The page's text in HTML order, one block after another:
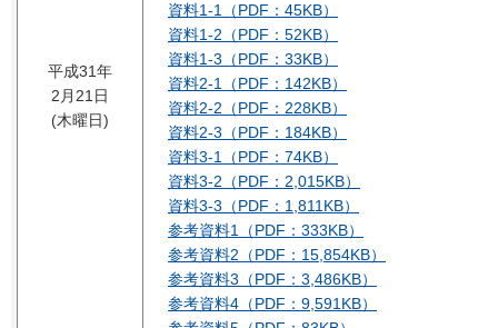
平成31年
2月21日
(木曜日)
資料1-1（PDF：45KB）
資料1-2（PDF：52KB）
資料1-3（PDF：33KB）
資料2-1（PDF：142KB）
資料2-2（PDF：228KB）
資料2-3（PDF：184KB）
資料3-1（PDF：74KB）
資料3-2（PDF：2,015KB）
資料3-3（PDF：1,811KB）
参考資料1（PDF：333KB）
参考資料2（PDF：15,854KB）
参考資料3（PDF：3,486KB）
参考資料4（PDF：9,591KB）